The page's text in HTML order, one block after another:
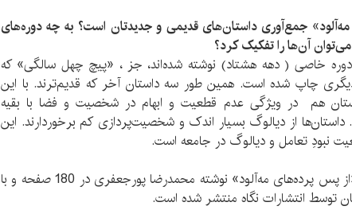
جمع‌آوری داستان‌های قدیمی و جدیدتان است؟ به چه دوره‌های
آن‌ها را تفکیک کرد؟
دوره خاصی ( دهه هشتاد) نوشته شده‌اند، جز ، «پیچ چهل سالگی» که
چاپ شده است. همین طور سه داستان آخر که قدیم‌ترند. با این
هم در ویژگی عدم قطعیت و ابهام در شخصیت و فضا با بقیه
داستان‌ها از دیالوگ بسیار اندک و شخصیت‌پردازی کم برخوردارند. این
نبودِ تعامل و دیالوگ در جامعه است.
مجموعه داستان «از پس پرده‌های مه‌آلود» نوشته محمدرضا پورجعفری در 180 صفحه و با